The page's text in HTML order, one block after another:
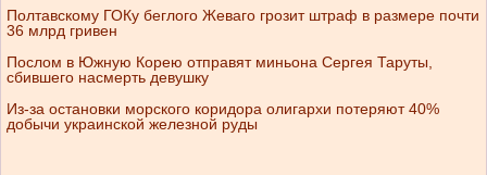
Полтавскому ГОКу беглого Жеваго грозит штраф в размере почти
36 млрд гривен
Послом в Южную Корею отправят миньона Сергея Таруты,
сбившего насмерть девушку
Из-за остановки морского коридора олигархи потеряют 40%
добычи украинской железной руды